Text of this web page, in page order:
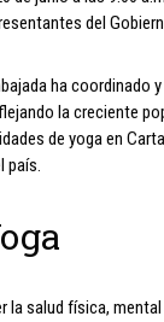
del
ha coordinado
la creciente
de yoga en
país.
la salud física,